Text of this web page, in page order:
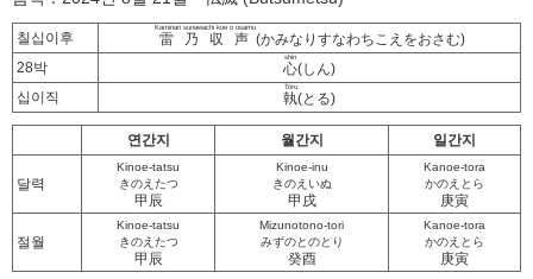
칠십이후 雷乃収声
Kaminari sunawachi koe o osamu
(かみなりすなわちこえをおさむ)
28박
心
shin
(しん)
십이직
執
Toru
(とる)
연간지 월간지 일간지
달력
Kinoe-tatsu
きのえたつ
甲辰
Kinoe-inu
きのえいぬ
甲戌
Kanoe-tora
かのえとら
庚寅
절월
Kinoe-tatsu
きのえたつ
甲辰
Mizunotono-tori
みずのとのとり
癸酉
Kanoe-tora
かのえとら
庚寅